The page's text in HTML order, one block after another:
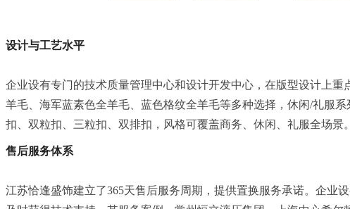
设计与工艺水平
企业设有专门的技术质量管理中心和设计开发中心，在版型设计上
羊毛、海军蓝素色全羊毛、蓝色格纹全羊毛等多种选择，休闲/礼服
扣、双粒扣、三粒扣、双排扣，风格可覆盖商务、休闲、礼服全场景。
售后服务体系
江苏恰逢盛饰建立了365天售后服务周期，提供置换服务承诺。企业